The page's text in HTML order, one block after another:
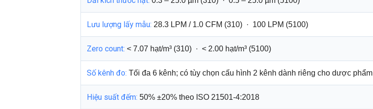
Lưu lượng lấy mẫu: 28.3 LPM / 1.0 CFM (310) · 100 LPM (5100)
Zero count: < 7.07 hạt/m³ (310) · < 2.00 hạt/m³ (5100)
Số kênh đo: Tối đa 6 kênh; có tùy chọn cấu hình 2 kênh dành riêng cho dược phẩm
Hiệu suất đếm: 50% ±20% theo ISO 21501-4:2018